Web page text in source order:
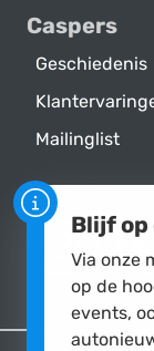
Caspers
Geschiedenis
Mailinglist
DE
Blijf op
Via onze
op de
events,